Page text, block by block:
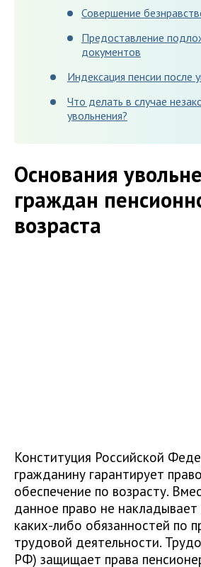
Совершение
Предоставление
документов
Индексация пенсии после
Что делать в случае
увольнения?
Основания
граждан
возраста
Конституция Российской
гражданину гарантирует
обеспечение по возрасту.
данное право не накладывает
каких-либо обязанностей по
трудовой деятельности.
РФ) защищает права